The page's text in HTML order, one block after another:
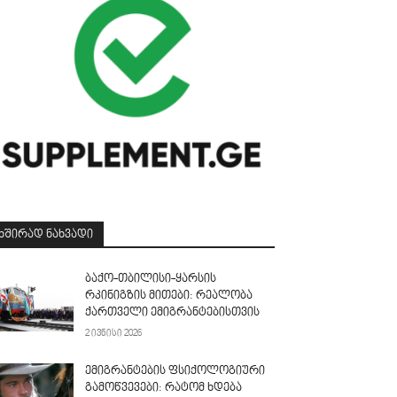
ᲜᲐᲮᲕᲐᲓᲘ
ბაქო-თბილისი-ყარსის
რკინიგზის მითები: რეალობა
ქართველი ემიგრანტებისთვის
2 ივნისი 2026
ემიგრანტების ფსიქოლოგიური
გამოწვევები: რატომ ხდება